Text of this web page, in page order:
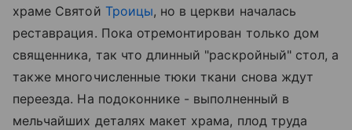
храме Святой Троицы, но в церкви началась
реставрация. Пока отремонтирован только дом
священника, так что длинный "раскройный" стол, а
также многочисленные тюки ткани снова ждут
переезда. На подоконнике - выполненный в
мельчайших деталях макет храма, плод труда